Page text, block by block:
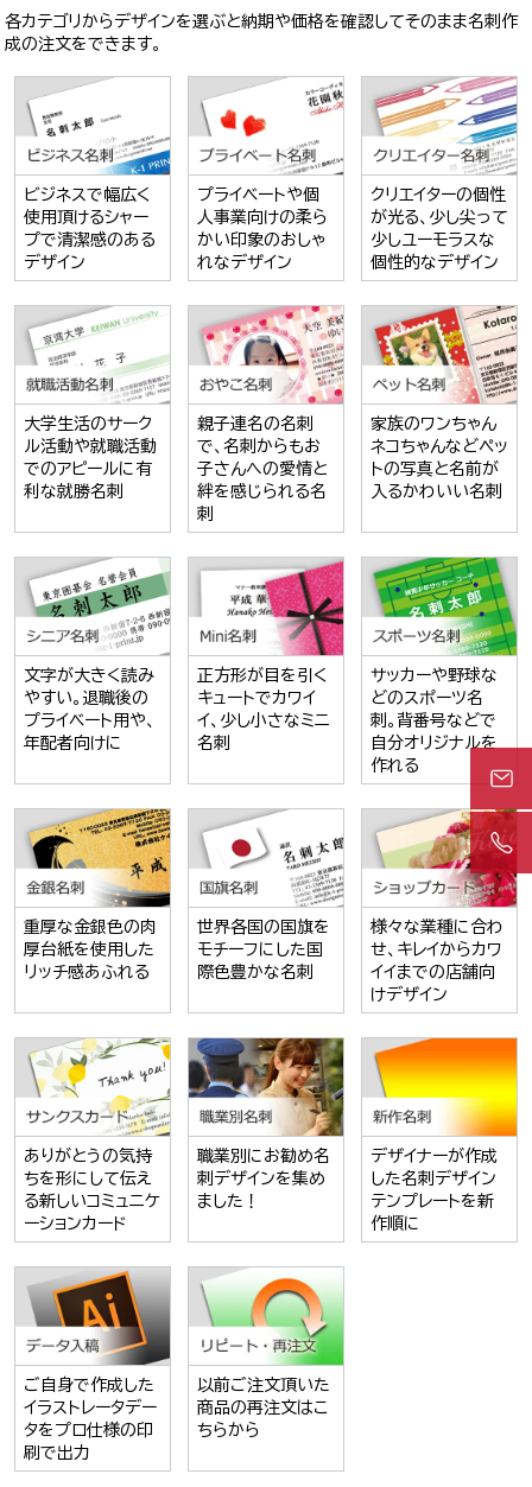
各カテゴリからデザインを選ぶと納期や価格を確認してそのまま名刺作
成の注文をできます。
ビジネスで幅広く
使用頂けるシャー
プで清潔感のある
デザイン
プライベートや個
人事業向けの柔ら
かい印象のおしゃ
れなデザイン
クリエイターの個性
が光る、少し尖って
少しユーモラスな
個性的なデザイン
大学生活のサーク
ル活動や就職活動
でのアピールに有
利な就勝名刺
親子連名の名刺
で、名刺からもお
子さんへの愛情と
絆を感じられる名
刺
家族のワンちゃん
ネコちゃんなどペッ
トの写真と名前が
入るかわいい名刺
文字が大きく読み
やすい。退職後の
プライベート用や、
年配者向けに
正方形が目を引く
キュートでカワイ
イ、少し小さなミニ
名刺
サッカーや野球な
どのスポーツ名
刺。背番号などで
自分オリジナルを
作れる
重厚な金銀色の肉
厚台紙を使用した
リッチ感あふれる
世界各国の国旗を
モチーフにした国
際色豊かな名刺
様々な業種に合わ
せ、キレイからカワ
イイまでの店舗向
けデザイン
ありがとうの気持
ちを形にして伝え
る新しいコミュニケ
ーションカード
職業別にお勧め名
刺デザインを集め
ました！
デザイナーが作成
した名刺デザイン
テンプレートを新
作順に
ご自身で作成した
イラストレータデー
タをプロ仕様の印
刷で出力
以前ご注文頂いた
商品の再注文はこ
ちらから